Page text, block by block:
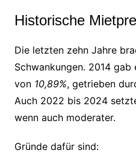
Historische
Die letzten zehn Jahre
Schwankungen. 2014 gab
von 10,89%, getrieben
Auch 2022 bis 2024
wenn auch moderater.
Gründe dafür sind: